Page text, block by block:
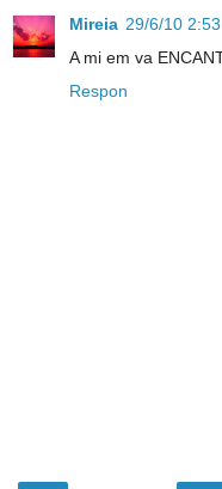
Mireia 29/6/10 2:53
A mi em va
Respon